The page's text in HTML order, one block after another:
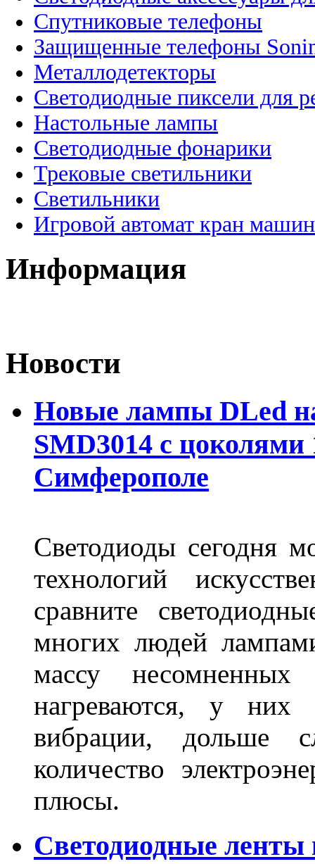
Спутниковые телефоны
Защищенные телефоны
Металлодетекторы
Светодиодные пиксели для
Настольные лампы
Светодиодные фонарики
Трековые светильники
Светильники
Игровой автомат кран
Информация
Новости
Новые лампы DLed
SMD3014 с цоколями
Симферополе
Светодиоды сегодня
технологий
сравните
многих людей
массу
нагреваются, у них
вибрации, дольше
количество
плюсы.
Светодиодные